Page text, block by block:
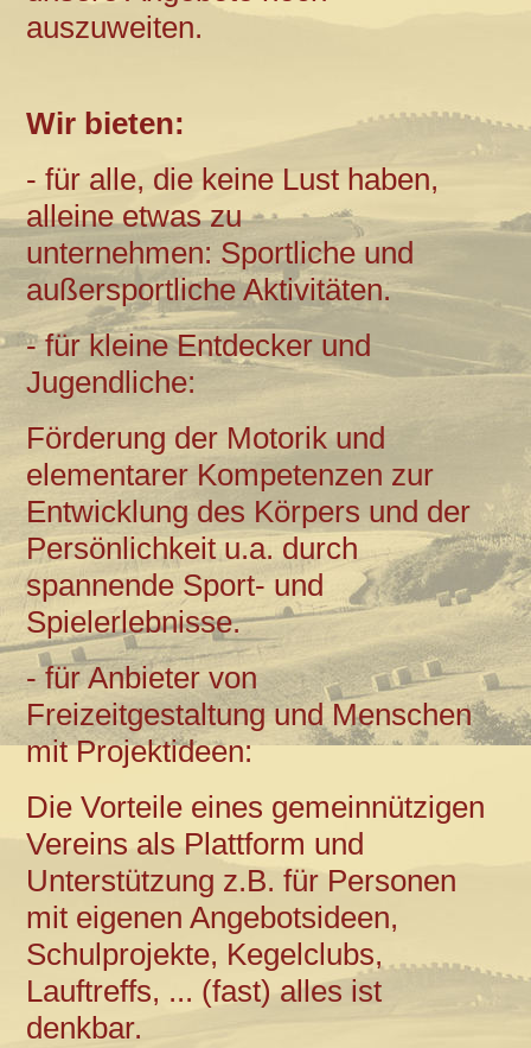
auszuweiten.
Wir bieten:
- für alle, die keine Lust haben,
alleine etwas zu
unternehmen: Sportliche und
außersportliche Aktivitäten.
- für kleine Entdecker und
Jugendliche:
Förderung der Motorik und
elementarer Kompetenzen zur
Entwicklung des Körpers und der
Persönlichkeit u.a. durch
spannende Sport- und
Spielerlebnisse.
- für Anbieter von
Freizeitgestaltung und Menschen
mit Projektideen:
Die Vorteile eines gemeinnützigen
Vereins als Plattform und
Unterstützung z.B. für Personen
mit eigenen Angebotsideen,
Schulprojekte, Kegelclubs,
Lauftreffs, ... (fast) alles ist
denkbar.